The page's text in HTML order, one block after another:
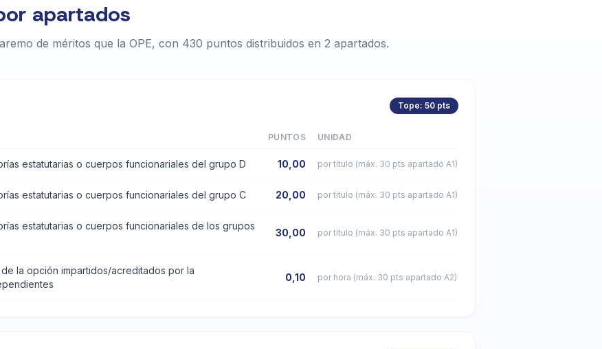
apartados
de méritos que la OPE, con 430 puntos distribuidos en 2 apartados.
Tope: 50 pts
PUNTOS UNIDAD
estatutarias o cuerpos funcionariales del grupo D 10,00 por título (máx. 30 pts apartado A1)
estatutarias o cuerpos funcionariales del grupo C 20,00 por título (máx. 30 pts apartado A1)
estatutarias o cuerpos funcionariales de los grupos
30,00 por título (máx. 30 pts apartado A1)
la opción impartidos/acreditados por la
0,10 por hora (máx. 30 pts apartado A2)